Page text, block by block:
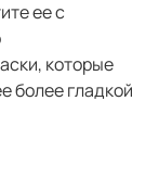
ее с
которые
более гладкой